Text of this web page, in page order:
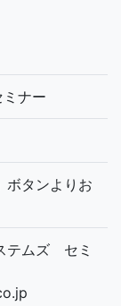
ナー
ボタンよりお
テムズ セミ